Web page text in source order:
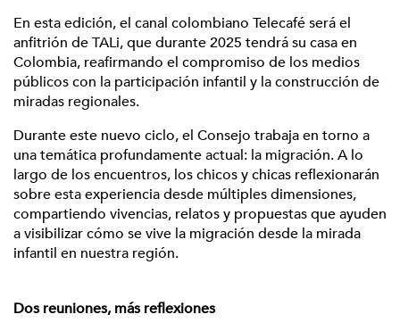
En esta edición, el canal colombiano Telecafé será el
anfitrión de TALi, que durante 2025 tendrá su casa en
Colombia, reafirmando el compromiso de los medios
públicos con la participación infantil y la construcción de
miradas regionales.
Durante este nuevo ciclo, el Consejo trabaja en torno a
una temática profundamente actual: la migración. A lo
largo de los encuentros, los chicos y chicas reflexionarán
sobre esta experiencia desde múltiples dimensiones,
compartiendo vivencias, relatos y propuestas que ayuden
a visibilizar cómo se vive la migración desde la mirada
infantil en nuestra región.
Dos reuniones, más reflexiones